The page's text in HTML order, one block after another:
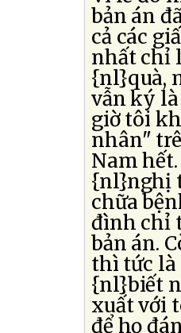
bản án
cả các
nhất chỉ
{nl}quà,
vẫn ký
giờ tôi
nhân"
Nam
{nl}nghị
chữa
đình chỉ
bản án.
thì tức là
{nl}biết
xuất với
để họ